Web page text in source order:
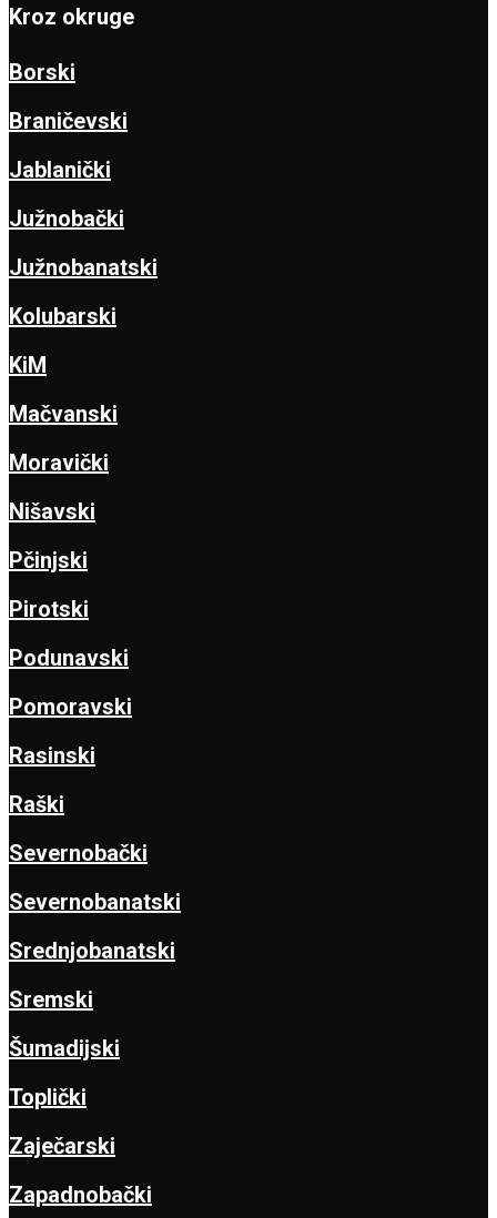
Kroz okruge
Borski
Braničevski
Jablanički
Južnobački
Južnobanatski
Kolubarski
KiM
Mačvanski
Moravički
Nišavski
Pčinjski
Pirotski
Podunavski
Pomoravski
Rasinski
Raški
Severnobački
Severnobanatski
Srednjobanatski
Sremski
Šumadijski
Toplički
Zaječarski
Zapadnobački